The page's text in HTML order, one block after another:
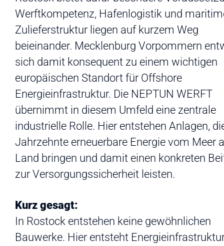
Werftkompetenz, Hafenlogistik und
Zulieferstruktur liegen auf kurzem Weg
beieinander. Mecklenburg Vorpommern
sich damit konsequent zu einem wichtigen
europäischen Standort für Offshore
Energieinfrastruktur. Die NEPTUN WERFT
übernimmt in diesem Umfeld eine zentrale
industrielle Rolle. Hier entstehen Anlagen,
Jahrzehnte erneuerbare Energie vom Meer
Land bringen und damit einen konkreten
zur Versorgungssicherheit leisten.
Kurz gesagt:
In Rostock entstehen keine gewöhnlichen
Bauwerke. Hier entsteht